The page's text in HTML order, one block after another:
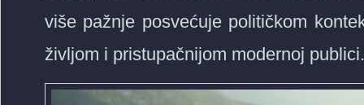
više pažnje posvećuje političkom
življom i pristupačnijom modernoj publici.